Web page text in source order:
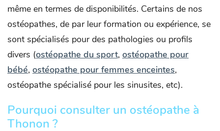
même en termes de disponibilités. Certains de nos
ostéopathes, de par leur formation ou expérience, se
sont spécialisés pour des pathologies ou profils
divers (ostéopathe du sport, ostéopathe pour
bébé, ostéopathe pour femmes enceintes,
ostéopathe spécialisé pour les sinusites, etc).
Pourquoi consulter un ostéopathe à
Thonon ?